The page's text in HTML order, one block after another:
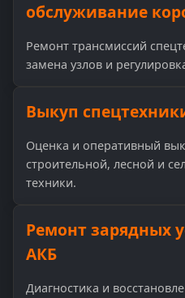
обслуживание
Ремонт трансмиссий
замена узлов и
Выкуп
Оценка и оперативный
строительной, лесной и
техники.
Ремонт зарядных
АКБ
Диагностика и